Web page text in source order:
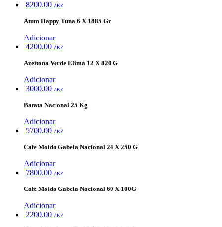
8200.00 AKZ
Atum Happy Tuna 6 X 1885 Gr
Adicionar
4200.00 AKZ
Azeitona Verde Elima 12 X 820 G
Adicionar
3000.00 AKZ
Batata Nacional 25 Kg
Adicionar
5700.00 AKZ
Cafe Moido Gabela Nacional 24 X 250 G
Adicionar
7800.00 AKZ
Cafe Moido Gabela Nacional 60 X 100G
Adicionar
2200.00 AKZ